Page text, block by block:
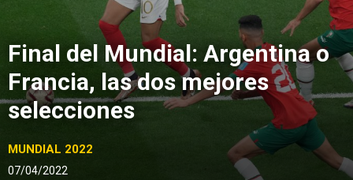
Final del Mundial: Argentina o
Francia, las dos mejores
selecciones
MUNDIAL 2022
07/04/2022